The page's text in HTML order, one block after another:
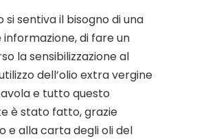
si sentiva il bisogno di una
di fare un
la sensibilizzazione al
dell’olio extra vergine
e tutto questo
è stato fatto, grazie
e alla carta degli oli del